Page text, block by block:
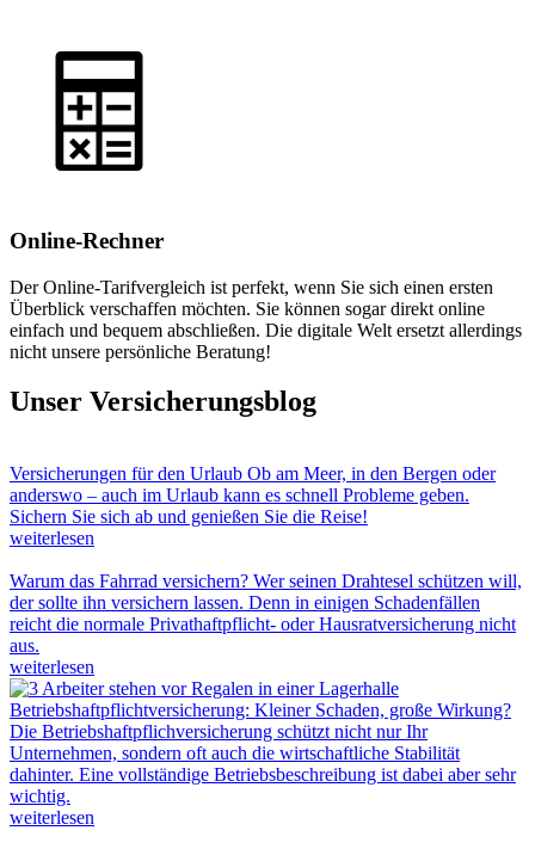
Online-Rechner
Der Online-Tarifvergleich ist perfekt, wenn Sie sich einen ersten
Überblick verschaffen möchten. Sie können sogar direkt online
einfach und bequem abschließen. Die digitale Welt ersetzt allerdings
nicht unsere persönliche Beratung!
Unser Versicherungsblog
Versicherungen für den Urlaub Ob am Meer, in den Bergen oder
anderswo – auch im Urlaub kann es schnell Probleme geben.
Sichern Sie sich ab und genießen Sie die Reise!
weiterlesen
Warum das Fahrrad versichern? Wer seinen Drahtesel schützen will,
der sollte ihn versichern lassen. Denn in einigen Schadenfällen
reicht die normale Privathaftpflicht- oder Hausratversicherung nicht
aus.
weiterlesen
Betriebshaftpflichtversicherung: Kleiner Schaden, große Wirkung?
Die Betriebshaftpflichversicherung schützt nicht nur Ihr
Unternehmen, sondern oft auch die wirtschaftliche Stabilität
dahinter. Eine vollständige Betriebsbeschreibung ist dabei aber sehr
wichtig.
weiterlesen